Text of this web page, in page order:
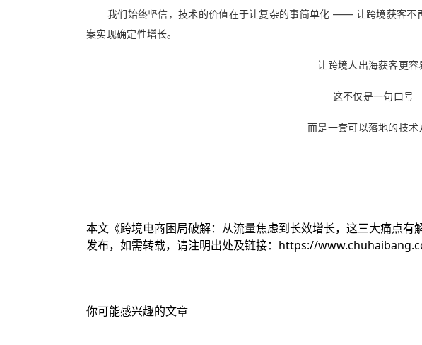
我们始终坚信，技术的价值在于让复杂的事简单化 —— 让跨境获客不
案实现确定性增长。
让跨境人出海获客更容
这不仅是一句口号
而是一套可以落地的技术
本文《跨境电商困局破解：从流量焦虑到长效增长，这三大痛点有
发布，如需转载，请注明出处及链接： https://
你可能感兴趣的文章